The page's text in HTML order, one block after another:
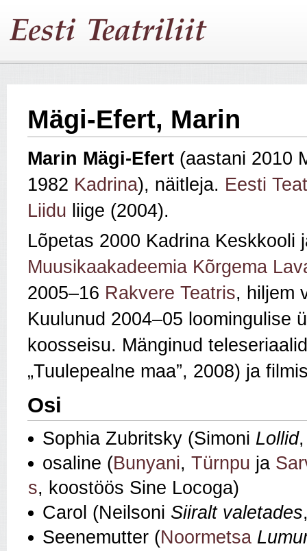
Mägi-Efert, Marin
Marin Mägi-Efert (aastani 2010
1982 Kadrina), näitleja. Eesti
Liidu liige (2004).
Lõpetas 2000 Kadrina Keskkooli
Muusikaakadeemia Kõrgema
2005–16 Rakvere Teatris, hiljem
Kuulunud 2004–05 loomingulise
koosseisu. Mänginud
„Tuulepealne maa”, 2008) ja
Osi
Sophia Zubritsky (Simoni Lollid
osaline (Bunyani, Türnpu ja
s, koostöös Sine Locoga)
Carol (Neilsoni Siiralt valetades
Seenemutter (Noormetsa